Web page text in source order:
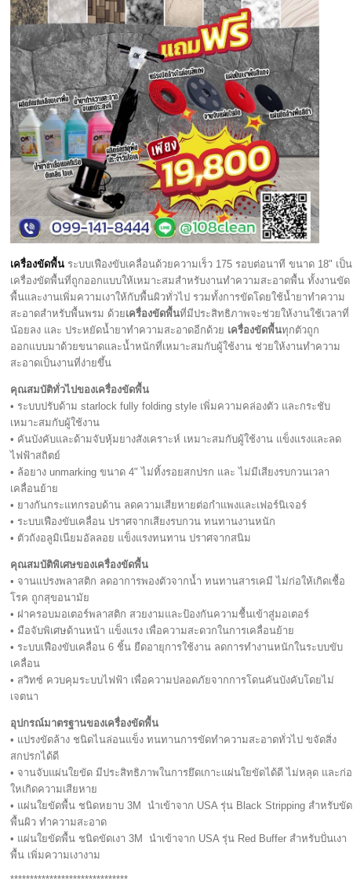
เครื่องขัดพื้น ระบบเฟืองขับเคลื่อนด้วยความเร็ว 175 รอบต่อนาที ขนาด 18" เป็น
เครื่องขัดพื้นที่ถูกออกแบบให้เหมาะสมสำหรับงานทำความสะอาดพื้น ทั้งงานขัด
พื้นและงานเพิ่มความเงาให้กับพื้นผิวทั่วไป รวมทั้งการขัดโดยใช้น้ำยาทำความ
สะอาดสำหรับพื้นพรม ด้วยเครื่องขัดพื้นที่มีประสิทธิภาพจะช่วยให้งานใช้เวลาที่
น้อยลง และ ประหยัดน้ำยาทำความสะอาดอีกด้วย เครื่องขัดพื้นทุกตัวถูก
ออกแบบมาด้วยขนาดและน้ำหนักที่เหมาะสมกับผู้ใช้งาน ช่วยให้งานทำความ
สะอาดเป็นงานที่ง่ายขึ้น
คุณสมบัติทั่วไปของเครื่องขัดพื้น
• ระบบปรับด้าม starlock fully folding style เพิ่มความคล่องตัว และกระชับ
เหมาะสมกับผู้ใช้งาน
• คันบังคับและด้ามจับหุ้มยางสังเคราะห์ เหมาะสมกับผู้ใช้งาน แข็งแรงและลด
ไฟฟ้าสถิตย์
• ล้อยาง unmarking ขนาด 4" ไม่ทิ้งรอยสกปรก และ ไม่มีเสียงรบกวนเวลา
เคลื่อนย้าย
• ยางกันกระแทกรอบด้าน ลดความเสียหายต่อกำแพงและเฟอร์นิเจอร์
• ระบบเฟืองขับเคลื่อน ปราศจากเสียงรบกวน ทนทานงานหนัก
• ตัวถังอลูมิเนียมอัลลอย แข็งแรงทนทาน ปราศจากสนิม
คุณสมบัติพิเศษของเครื่องขัดพื้น
• จานแปรงพลาสติก ลดอาการพองตัวจากน้ำ ทนทานสารเคมี ไม่ก่อให้เกิดเชื้อ
โรค ถูกสุขอนามัย
• ฝาครอบมอเตอร์พลาสติก สวยงามและป้องกันความชื้นเข้าสู่มอเตอร์
• มือจับพิเศษด้านหน้า แข็งแรง เพื่อความสะดวกในการเคลื่อนย้าย
• ระบบเฟืองขับเคลื่อน 6 ชิ้น ยืดอายุการใช้งาน ลดการทำงานหนักในระบบขับ
เคลื่อน
• สวิทซ์ ควบคุมระบบไฟฟ้า เพื่อความปลอดภัยจากการโดนคันบังคับโดยไม่
เจตนา
อุปกรณ์มาตรฐานของเครื่องขัดพื้น
• แปรงขัดล้าง ชนิดไนล่อนแข็ง ทนทานการขัดทำความสะอาดทั่วไป ขจัดสิ่ง
สกปรกได้ดี
• จานจับแผ่นใยขัด มีประสิทธิภาพในการยึดเกาะแผ่นใยขัดได้ดี ไม่หลุด และก่อ
ใหเกิดความเสียหาย
• แผ่นใยขัดพื้น ชนิดหยาบ 3M นำเข้าจาก USA รุ่น Black Stripping สำหรับขัด
พื้นผิว ทำความสะอาด
• แผ่นใยขัดพื้น ชนิดขัดเงา 3M นำเข้าจาก USA รุ่น Red Buffer สำหรับปั่นเงา
พื้น เพิ่มความเงางาม
******************************